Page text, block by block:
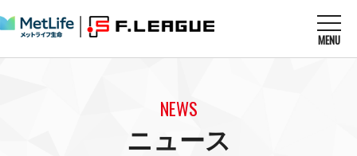
MENU
NEWS
ニュース